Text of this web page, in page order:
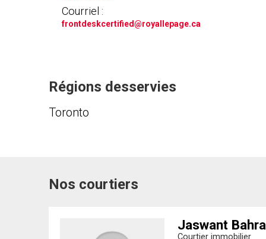
Courriel :
frontdeskcertified@royallepage.ca
Régions desservies
Toronto
Nos courtiers
Jaswant Bahra
Courtier immobilier